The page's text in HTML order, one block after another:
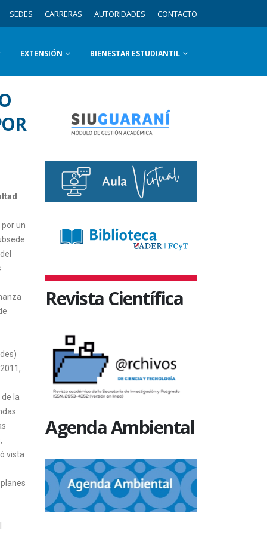
SEDES CARRERAS AUTORIDADES CONTACTO
EXTENSIÓN BIENESTAR ESTUDIANTIL
por un
la
vista
Revista Científica
Agenda Ambiental